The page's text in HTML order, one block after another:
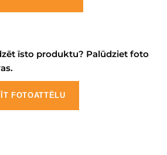
īsto produktu? Palūdziet foto
FOTOATTĒLU